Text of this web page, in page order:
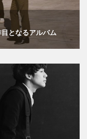
となるアルバム